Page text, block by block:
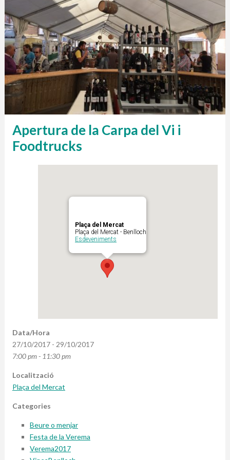
Apertura de la Carpa del Vi i
Foodtrucks
Plaça del Mercat
Plaça del Mercat - Benlloch
Esdeveniments
Data/Hora
27/10/2017 - 29/10/2017
7:00 pm - 11:30 pm
Localització
Plaça del Mercat
Categories
Beure o menjar
Festa de la Verema
Verema2017